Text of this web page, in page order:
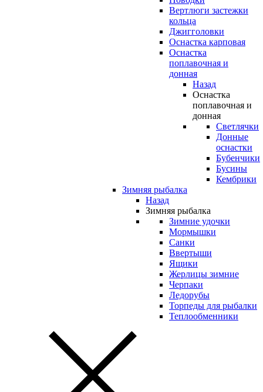
Вертлюги застежки
кольца
Джигголовки
Оснастка карповая
Оснастка
поплавочная и
донная
Назад
Оснастка
поплавочная и
донная
Светлячки
Донные
оснастки
Бубенчики
Бусины
Кембрики
Зимняя рыбалка
Назад
Зимняя рыбалка
Зимние удочки
Мормышки
Санки
Ввертыши
Ящики
Жерлицы зимние
Черпаки
Ледорубы
Торпеды для рыбалки
Теплообменники